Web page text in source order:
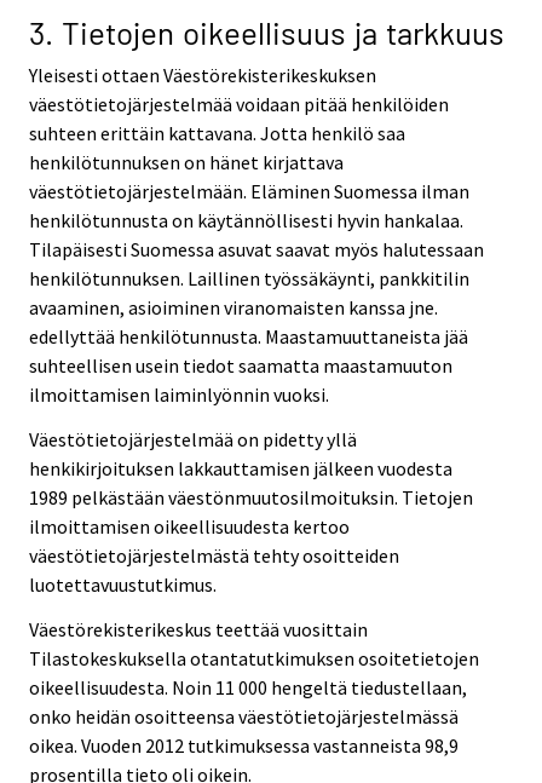
3. Tietojen oikeellisuus ja tarkkuus
Yleisesti ottaen Väestörekisterikeskuksen
väestötietojärjestelmää voidaan pitää henkilöiden
suhteen erittäin kattavana. Jotta henkilö saa
henkilötunnuksen on hänet kirjattava
väestötietojärjestelmään. Eläminen Suomessa ilman
henkilötunnusta on käytännöllisesti hyvin hankalaa.
Tilapäisesti Suomessa asuvat saavat myös halutessaan
henkilötunnuksen. Laillinen työssäkäynti, pankkitilin
avaaminen, asioiminen viranomaisten kanssa jne.
edellyttää henkilötunnusta. Maastamuuttaneista jää
suhteellisen usein tiedot saamatta maastamuuton
ilmoittamisen laiminlyönnin vuoksi.
Väestötietojärjestelmää on pidetty yllä
henkikirjoituksen lakkauttamisen jälkeen vuodesta
1989 pelkästään väestönmuutosilmoituksin. Tietojen
ilmoittamisen oikeellisuudesta kertoo
väestötietojärjestelmästä tehty osoitteiden
luotettavuustutkimus.
Väestörekisterikeskus teettää vuosittain
Tilastokeskuksella otantatutkimuksen osoitetietojen
oikeellisuudesta. Noin 11 000 hengeltä tiedustellaan,
onko heidän osoitteensa väestötietojärjestelmässä
oikea. Vuoden 2012 tutkimuksessa vastanneista 98,9
prosentilla tieto oli oikein.